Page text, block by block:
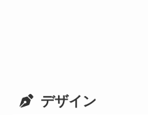
デザイン